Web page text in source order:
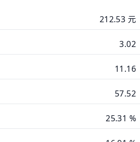
212.53 元
3.02
11.16
57.52
25.31 %